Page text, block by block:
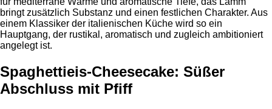
bringt zusätzlich Substanz und einen festlichen Charakter. Aus
einem Klassiker der italienischen Küche wird so ein
Hauptgang, der rustikal, aromatisch und zugleich ambitioniert
angelegt ist.
Spaghettieis-Cheesecake: Süßer
Abschluss mit Pfiff